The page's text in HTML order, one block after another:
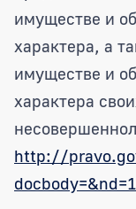
имуществе и
характера, а
имуществе и
характера
http://